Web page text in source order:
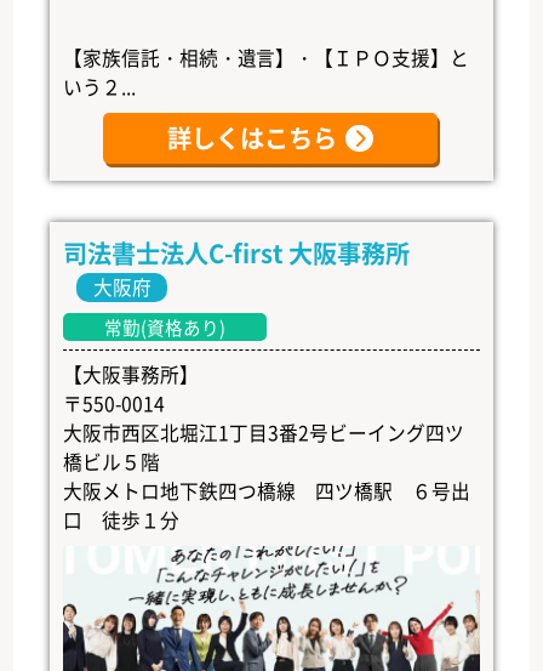
【家族信託・相続・遺言】・【ＩＰＯ支援】と
いう２...
詳しくはこちら
司法書士法人C-first 大阪事務所
大阪府
常勤(資格あり)
【大阪事務所】
〒550-0014
大阪市西区北堀江1丁目3番2号ビーイング四ツ
橋ビル５階
大阪メトロ地下鉄四つ橋線 四ツ橋駅 ６号出
口 徒歩１分